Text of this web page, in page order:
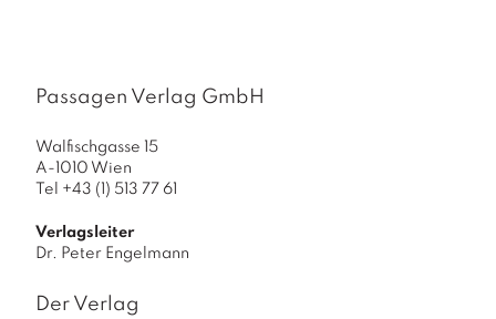
Passagen Verlag GmbH
Walfischgasse 15
A-1010 Wien
Tel +43 (1) 513 77 61
Verlagsleiter
Dr. Peter Engelmann
Der Verlag